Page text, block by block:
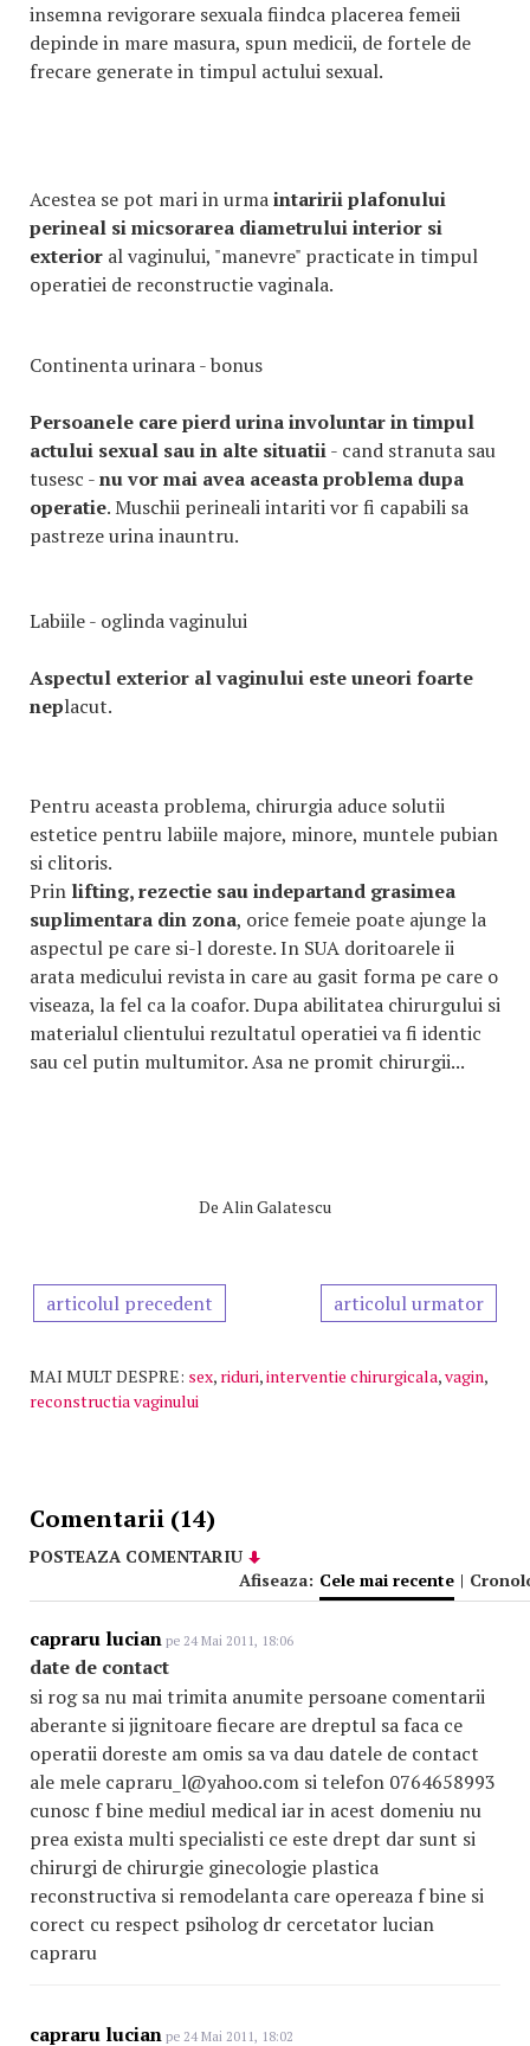
insemna revigorare sexuala fiindca placerea femeii
depinde in mare masura, spun medicii, de fortele de
frecare generate in timpul actului sexual.
Acestea se pot mari in urmaintaririi plafonului
perineal si micsorarea diametrului interior si
exterior al vaginului, "manevre" practicate in timpul
operatiei de reconstructie vaginala.
Continenta urinara - bonus
Persoanele care pierd urina involuntar in timpul
actului sexual sau in alte situatii- cand stranuta sau
tusesc -nu vor mai avea aceasta problema dupa
operatie. Muschii perineali intariti vor fi capabili sa
pastreze urina inauntru.
Labiile - oglinda vaginului
Aspectul exterior al vaginului este uneori foarte
neplacut.
Pentru aceasta problema, chirurgia aduce solutii
estetice pentru labiile majore, minore, muntele pubian
si clitoris.
Prin lifting, rezectie sau indepartand grasimea
suplimentara din zona, orice femeie poate ajunge la
aspectul pe care si-l doreste. In SUA doritoarele ii
arata medicului revista in care au gasit forma pe care o
viseaza, la fel ca la coafor. Dupa abilitatea chirurgului si
materialul clientului rezultatul operatiei va fi identic
sau cel putin multumitor. Asa ne promit chirurgii...
De Alin Galatescu
articolul precedent articolul urmator
MAI MULT DESPRE: sex, riduri,interventie chirurgicala,vagin,
reconstructia vaginului
Comentarii (14)
POSTEAZA COMENTARIU
Afiseaza: Cele mai recente |
capraru lucian pe 24 Mai 2011, 18:06
date de contact
si rog sa nu mai trimita anumite persoane comentarii
aberante si jignitoare fiecare are dreptul sa faca ce
operatii doreste am omis sa va dau datele de contact
ale mele capraru_l@yahoo.com si telefon 0764658993
cunosc f bine mediul medical iar in acest domeniu nu
prea exista multi specialisti ce este drept dar sunt si
chirurgi de chirurgie ginecologie plastica
reconstructiva si remodelanta care opereaza f bine si
corect cu respect psiholog dr cercetator lucian
capraru
capraru lucian pe 24 Mai 2011, 18:02